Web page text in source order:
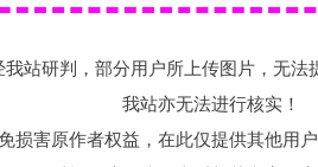
我站研判，部分用户所上传图片，无法
我站亦无法进行核实！
损害原作者权益，在此仅提供其他用